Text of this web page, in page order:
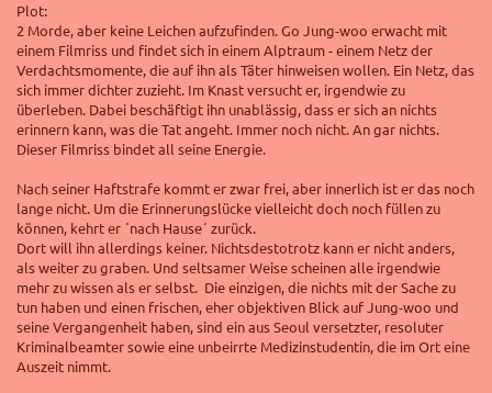
Plot:
2 Morde, aber keine Leichen aufzufinden. Go Jung-woo erwacht mit
einem Filmriss und findet sich in einem Alptraum - einem Netz der
Verdachtsmomente, die auf ihn als Täter hinweisen wollen. Ein Netz, das
sich immer dichter zuzieht. Im Knast versucht er, irgendwie zu
überleben. Dabei beschäftigt ihn unablässig, dass er sich an nichts
erinnern kann, was die Tat angeht. Immer noch nicht. An gar nichts.
Dieser Filmriss bindet all seine Energie.
Nach seiner Haftstrafe kommt er zwar frei, aber innerlich ist er das noch
lange nicht. Um die Erinnerungslücke vielleicht doch noch füllen zu
können, kehrt er ´nach Hause´ zurück.
Dort will ihn allerdings keiner. Nichtsdestotrotz kann er nicht anders,
als weiter zu graben. Und seltsamer Weise scheinen alle irgendwie
mehr zu wissen als er selbst. Die einzigen, die nichts mit der Sache zu
tun haben und einen frischen, eher objektiven Blick auf Jung-woo und
seine Vergangenheit haben, sind ein aus Seoul versetzter, resoluter
Kriminalbeamter sowie eine unbeirrte Medizinstudentin, die im Ort eine
Auszeit nimmt.